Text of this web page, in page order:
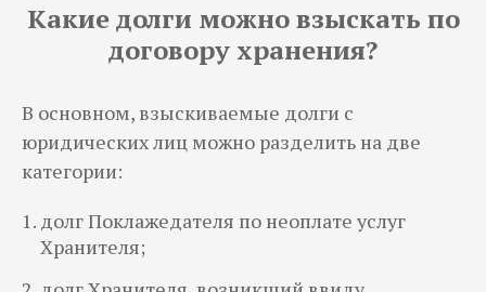
Какие долги можно взыскать по
договору хранения?
В основном, взыскиваемые долги с
юридических лиц можно разделить на две
категории:
долг Поклажедателя по неоплате услуг
Хранителя;